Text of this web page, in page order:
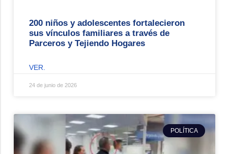
200 niños y adolescentes fortalecieron
sus vínculos familiares a través de
Parceros y Tejiendo Hogares
VER.
24 de junio de 2026
POLÍTICA